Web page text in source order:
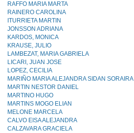
RAFFO MARIA MARTA
RAINERO CAROLINA
ITURRIETA MARTIN
JONSSON ADRIANA
KARDOS, MONICA
KRAUSE, JULIO
LAMBEZAT, MARIA GABRIELA
LICARI, JUAN JOSE
LOPEZ, CECILIA
MARIÑO MARIA ALEJANDRA SIDAN SORAIRA
MARTIN NESTOR DANIEL
MARTINO HUGO
MARTINS MOGO ELIAN
MELONE MARCELA
CALVO EISA ALEJANDRA
CALZAVARA GRACIELA